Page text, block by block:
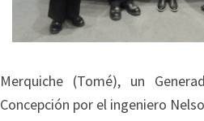
Merquiche (Tomé), un
Concepción por el ingeniero